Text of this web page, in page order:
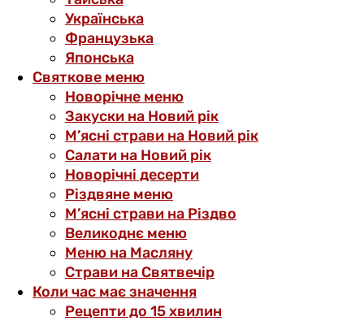
Українська
Французька
Японська
Святкове меню
Новорічне меню
Закуски на Новий рік
М’ясні страви на Новий рік
Салати на Новий рік
Новорічні десерти
Різдвяне меню
М’ясні страви на Різдво
Великоднє меню
Меню на Масляну
Страви на Святвечір
Коли час має значення
Рецепти до 15 хвилин